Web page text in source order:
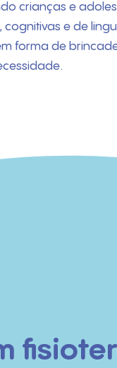
crianças e
e de
forma de